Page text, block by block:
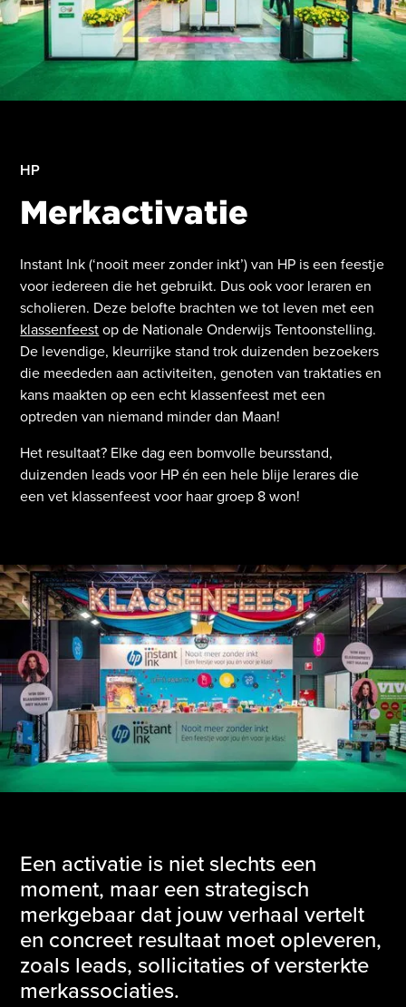
HP
Merkactivatie
Instant Ink (‘nooit meer zonder inkt’) van HP is een feestje
voor iedereen die het gebruikt. Dus ook voor leraren en
scholieren. Deze belofte brachten we tot leven met een
klassenfeestop de Nationale Onderwijs Tentoonstelling.
De levendige, kleurrijke stand trok duizenden bezoekers
die meededen aan activiteiten, genoten van traktaties en
kans maakten op een echt klassenfeest met een
optreden van niemand minder dan Maan!
Het resultaat? Elke dag een bomvolle beursstand,
duizenden leads voor HP én een hele blije lerares die
een vet klassenfeest voor haar groep 8 won!
Een activatie is niet slechts een
moment, maar een strategisch
merkgebaar dat jouw verhaal vertelt
en concreet resultaat moet opleveren,
zoals leads, sollicitaties of versterkte
merkassociaties.